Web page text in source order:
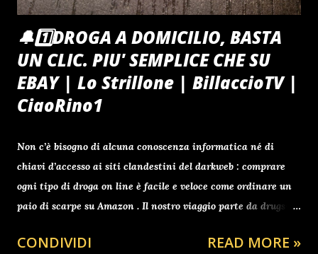
🔔1️⃣DROGA A DOMICILIO, BASTA
UN CLIC. PIU' SEMPLICE CHE SU
EBAY | Lo Strillone | BillaccioTV |
CiaoRino1
Non c’è bisogno di alcuna conoscenza informatica né di
chiavi d’accesso ai siti clandestini del darkweb : comprare
ogni tipo di droga on line è facile e veloce come ordinare un
paio di scarpe su Amazon . Il nostro viaggio parte da drugs-
mettiamo nel carrello un grammo di eroina pura (100 euro,
CONDIVIDI READ MORE »